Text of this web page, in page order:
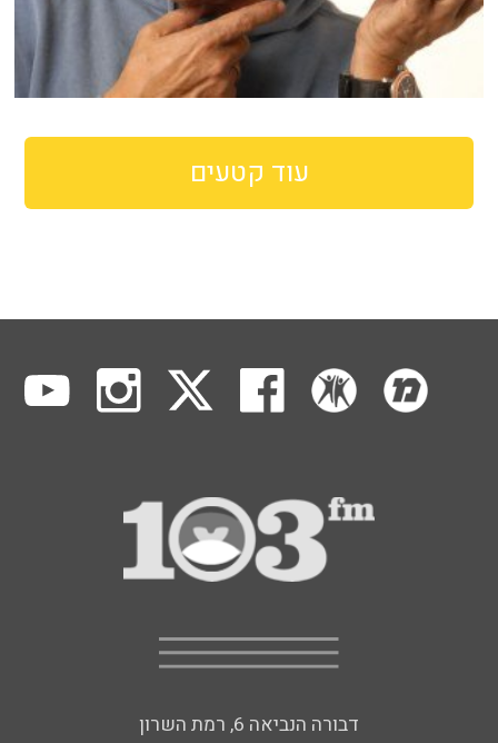
עוד קטעים
דבורה הנביאה 6, רמת השרון